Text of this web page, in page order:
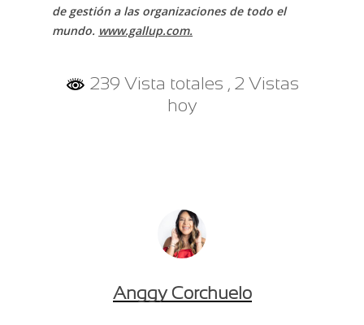
de gestión a las organizaciones de todo el
mundo. www.gallup.com.
239 Vista totales , 2 Vistas
hoy
Anggy Corchuelo